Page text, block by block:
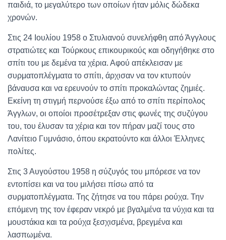
παιδιά, το μεγαλύτερο των οποίων ήταν μόλις δώδεκα
χρονών.
Στις 24 Ιουλίου 1958 ο Στυλιανού συνελήφθη από Άγγλους
στρατιώτες και Τούρκους επικουρικούς και οδηγήθηκε στο
σπίτι του με δεμένα τα χέρια. Αφού απέκλεισαν με
συρματοπλέγματα το σπίτι, άρχισαν να τον κτυπούν
βάναυσα και να ερευνούν το σπίτι προκαλώντας ζημιές.
Εκείνη τη στιγμή περνούσε έξω από το σπίτι περίπολος
Άγγλων, οι οποίοι προσέτρεξαν στις φωνές της συζύγου
του, του έλυσαν τα χέρια και τον πήραν μαζί τους στο
Λανίτειο Γυμνάσιο, όπου εκρατούντο και άλλοι Έλληνες
πολίτες.
Στις 3 Αυγούστου 1958 η σύζυγός του μπόρεσε να τον
εντοπίσει και να του μιλήσει πίσω από τα
συρματοπλέγματα. Της ζήτησε να του πάρει ρούχα. Την
επόμενη της τον έφεραν νεκρό με βγαλμένα τα νύχια και τα
μουστάκια και τα ρούχα ξεσχισμένα, βρεγμένα και
λασπωμένα.